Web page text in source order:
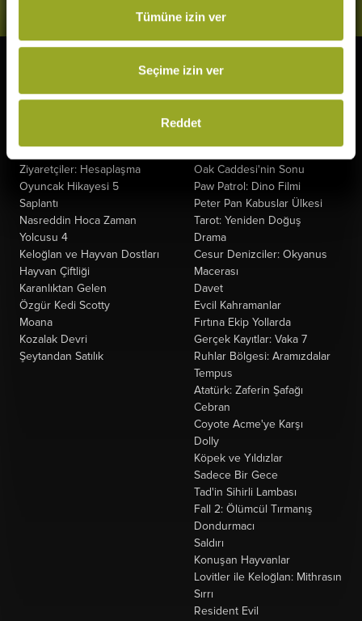
Tümüne izin ver
Seçime izin ver
Reddet
Örümcek-Adam: Yepyeni Bir
Ziyaretçiler: Hesaplaşma
Oyuncak Hikayesi 5
Saplantı
Nasreddin Hoca Zaman
Yolcusu 4
Keloğlan ve Hayvan Dostları
Hayvan Çiftliği
Karanlıktan Gelen
Özgür Kedi Scotty
Moana
Kozalak Devri
Şeytandan Satılık
Kurtuluş Projesi
Derin Dehşet
Oak Caddesi'nin Sonu
Paw Patrol: Dino Filmi
Peter Pan Kabuslar Ülkesi
Tarot: Yeniden Doğuş
Drama
Cesur Denizciler: Okyanus
Macerası
Davet
Evcil Kahramanlar
Fırtına Ekip Yollarda
Gerçek Kayıtlar: Vaka 7
Ruhlar Bölgesi: Aramızdalar
Tempus
Atatürk: Zaferin Şafağı
Cebran
Coyote Acme'ye Karşı
Dolly
Köpek ve Yıldızlar
Sadece Bir Gece
Tad'in Sihirli Lambası
Fall 2: Ölümcül Tırmanış
Dondurmacı
Saldırı
Konuşan Hayvanlar
Lovitler ile Keloğlan: Mithrasın
Sırrı
Resident Evil